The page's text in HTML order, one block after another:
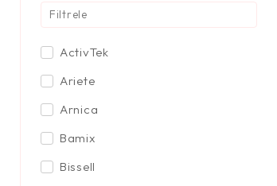
Premium Ürünler
Su Arıtma Cihazları
Ütüler
ActivTek
Ariete
Arnica
Bamix
Bissell